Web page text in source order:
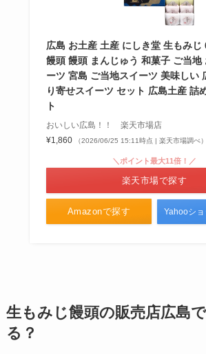
なごにゃんどこ
関東ではどこで
いくら？
広島 お土産 土産 にしき堂 生もみじ
饅頭 饅頭 まんじゅう 和菓子 ご当地
ーツ 宮島 ご当地スイーツ 美味しい
り寄せスイーツ セット 広島土産 詰
ト
おいしい広島！！ 楽天市場店
¥1,860
（2026/06/25 15:11時点 | 楽天市場調べ）
Amazonで探す
＼ポイント最大11倍！／
楽天市場で探す
Yahooシ
生もみじ饅頭の販売店広島
る？